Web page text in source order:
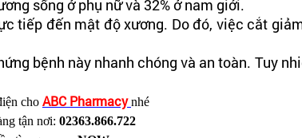
sống ở phụ nữ và 32% ở nam giới.
tiếp đến mật độ xương. Do đó, việc cắt
bệnh này nhanh chóng và an toàn. Tuy
cho ABC Pharmacynhé
tận nơi: 02363.866.722